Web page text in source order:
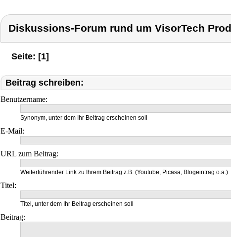
Diskussions-Forum rund um VisorTech
Seite: [1]
Beitrag schreiben:
Benutzername:
Synonym, unter dem Ihr Beitrag erscheinen soll
E-Mail:
URL zum Beitrag:
Weiterführender Link zu Ihrem Beitrag z.B. (Youtube, Picasa, Blogeintrag o.a.)
Titel:
Titel, unter dem Ihr Beitrag erscheinen soll
Beitrag: